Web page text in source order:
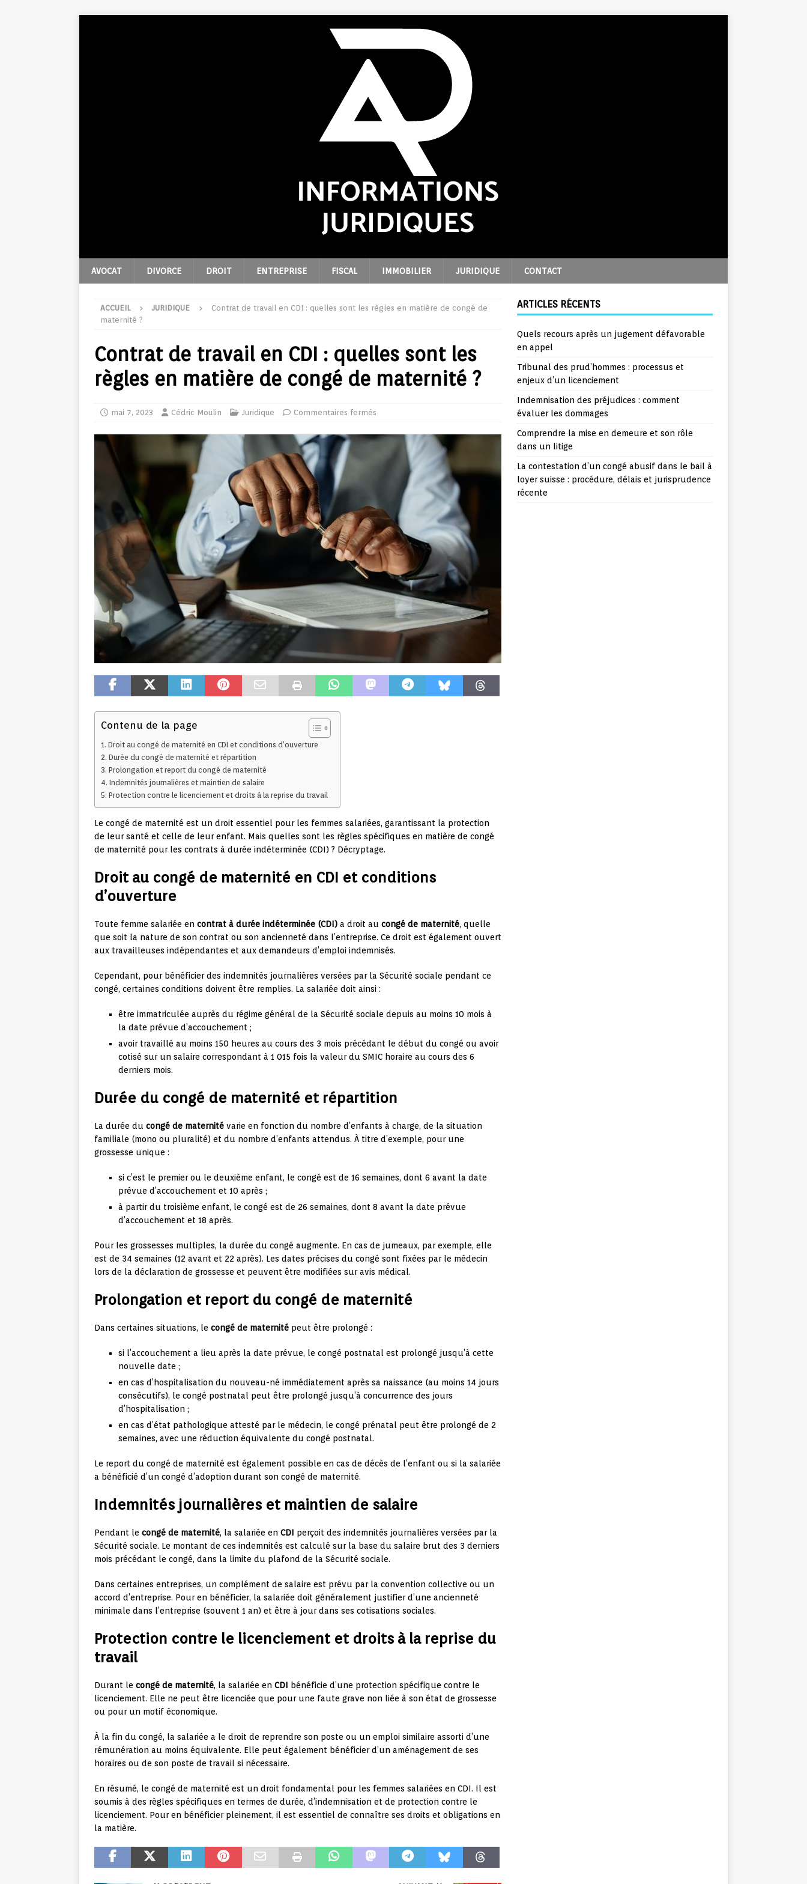
AVOCAT DIVORCE DROIT ENTREPRISE FISCAL IMMOBILIER JURIDIQUE CONTACT
ACCUEIL JURIDIQUE
Contrat de travail en CDI : quelles sont les règles en matière de congé de
maternité ?
Contrat de travail en CDI : quelles sont les
règles en matière de congé de maternité ?
mai 7, 2023 Cédric Moulin Juridique Commentaires fermés
Contenu de la page
Droit au congé de maternité en CDI et conditions d’ouverture
Durée du congé de maternité et répartition
Prolongation et report du congé de maternité
Indemnités journalières et maintien de salaire
Protection contre le licenciement et droits à la reprise du travail
Le congé de maternité est un droit essentiel pour les femmes salariées, garantissant la protection
de leur santé et celle de leur enfant. Mais quelles sont les règles spécifiques en matière de congé
de maternité pour les contrats à durée indéterminée (CDI) ? Décryptage.
Droit au congé de maternité en CDI et conditions
d’ouverture
Toute femme salariée en contrat à durée indéterminée (CDI) a droit au congé de maternité, quelle
que soit la nature de son contrat ou son ancienneté dans l’entreprise. Ce droit est également ouvert
aux travailleuses indépendantes et aux demandeurs d’emploi indemnisés.
Cependant, pour bénéficier des indemnités journalières versées par la Sécurité sociale pendant ce
congé, certaines conditions doivent être remplies. La salariée doit ainsi :
être immatriculée auprès du régime général de la Sécurité sociale depuis au moins 10 mois à
la date prévue d’accouchement ;
avoir travaillé au moins 150 heures au cours des 3 mois précédant le début du congé ou avoir
cotisé sur un salaire correspondant à 1 015 fois la valeur du SMIC horaire au cours des 6
derniers mois.
Durée du congé de maternité et répartition
La durée du congé de maternité varie en fonction du nombre d’enfants à charge, de la situation
familiale (mono ou pluralité) et du nombre d’enfants attendus. À titre d’exemple, pour une
grossesse unique :
si c’est le premier ou le deuxième enfant, le congé est de 16 semaines, dont 6 avant la date
prévue d’accouchement et 10 après ;
à partir du troisième enfant, le congé est de 26 semaines, dont 8 avant la date prévue
d’accouchement et 18 après.
Pour les grossesses multiples, la durée du congé augmente. En cas de jumeaux, par exemple, elle
est de 34 semaines (12 avant et 22 après). Les dates précises du congé sont fixées par le médecin
lors de la déclaration de grossesse et peuvent être modifiées sur avis médical.
Prolongation et report du congé de maternité
Dans certaines situations, le congé de maternité peut être prolongé :
si l’accouchement a lieu après la date prévue, le congé postnatal est prolongé jusqu’à cette
nouvelle date ;
en cas d’hospitalisation du nouveau-né immédiatement après sa naissance (au moins 14 jours
consécutifs), le congé postnatal peut être prolongé jusqu’à concurrence des jours
d’hospitalisation ;
en cas d’état pathologique attesté par le médecin, le congé prénatal peut être prolongé de 2
semaines, avec une réduction équivalente du congé postnatal.
Le report du congé de maternité est également possible en cas de décès de l’enfant ou si la salariée
a bénéficié d’un congé d’adoption durant son congé de maternité.
Indemnités journalières et maintien de salaire
Pendant le congé de maternité, la salariée en CDI perçoit des indemnités journalières versées par la
Sécurité sociale. Le montant de ces indemnités est calculé sur la base du salaire brut des 3 derniers
mois précédant le congé, dans la limite du plafond de la Sécurité sociale.
Dans certaines entreprises, un complément de salaire est prévu par la convention collective ou un
accord d’entreprise. Pour en bénéficier, la salariée doit généralement justifier d’une ancienneté
minimale dans l’entreprise (souvent 1 an) et être à jour dans ses cotisations sociales.
Protection contre le licenciement et droits à la reprise du
travail
Durant le congé de maternité, la salariée en CDI bénéficie d’une protection spécifique contre le
licenciement. Elle ne peut être licenciée que pour une faute grave non liée à son état de grossesse
ou pour un motif économique.
À la fin du congé, la salariée a le droit de reprendre son poste ou un emploi similaire assorti d’une
rémunération au moins équivalente. Elle peut également bénéficier d’un aménagement de ses
horaires ou de son poste de travail si nécessaire.
En résumé, le congé de maternité est un droit fondamental pour les femmes salariées en CDI. Il est
soumis à des règles spécifiques en termes de durée, d’indemnisation et de protection contre le
licenciement. Pour en bénéficier pleinement, il est essentiel de connaître ses droits et obligations en
la matière.
ARTICLES RÉCENTS
Quels recours après un jugement défavorable
en appel
Tribunal des prud’hommes : processus et
enjeux d’un licenciement
Indemnisation des préjudices : comment
évaluer les dommages
Comprendre la mise en demeure et son rôle
dans un litige
La contestation d’un congé abusif dans le bail à
loyer suisse : procédure, délais et jurisprudence
récente